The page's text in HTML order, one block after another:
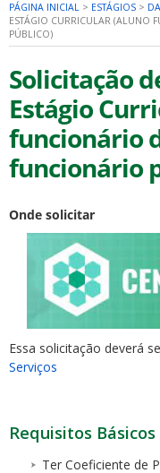
PÁGINA INICIAL > ESTÁGIOS >
ESTÁGIO CURRICULAR (ALUNO
PÚBLICO)
Solicitação
Estágio
funcionário
funcionário
Onde solicitar
Essa solicitação deverá
Serviços
Requisitos Básicos
Ter Coeficiente de